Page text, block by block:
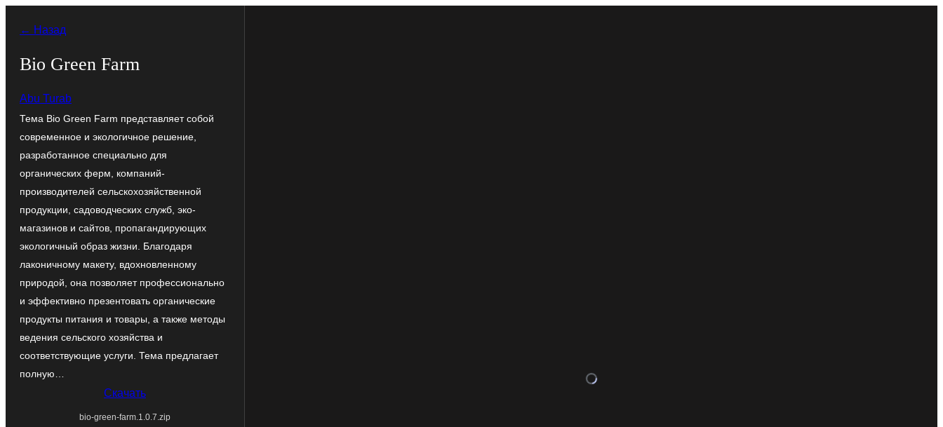
содержимому
← Назад
Bio Green Farm
Abu Turab
Тема Bio Green Farm представляет собой
современное и экологичное решение,
разработанное специально для
органических ферм, компаний-
производителей сельскохозяйственной
продукции, садоводческих служб, эко-
магазинов и сайтов, пропагандирующих
экологичный образ жизни. Благодаря
лаконичному макету, вдохновленному
природой, она позволяет профессионально
и эффективно презентовать органические
продукты питания и товары, а также методы
ведения сельского хозяйства и
соответствующие услуги. Тема предлагает
полную…
Скачать
bio-green-farm.1.0.7.zip